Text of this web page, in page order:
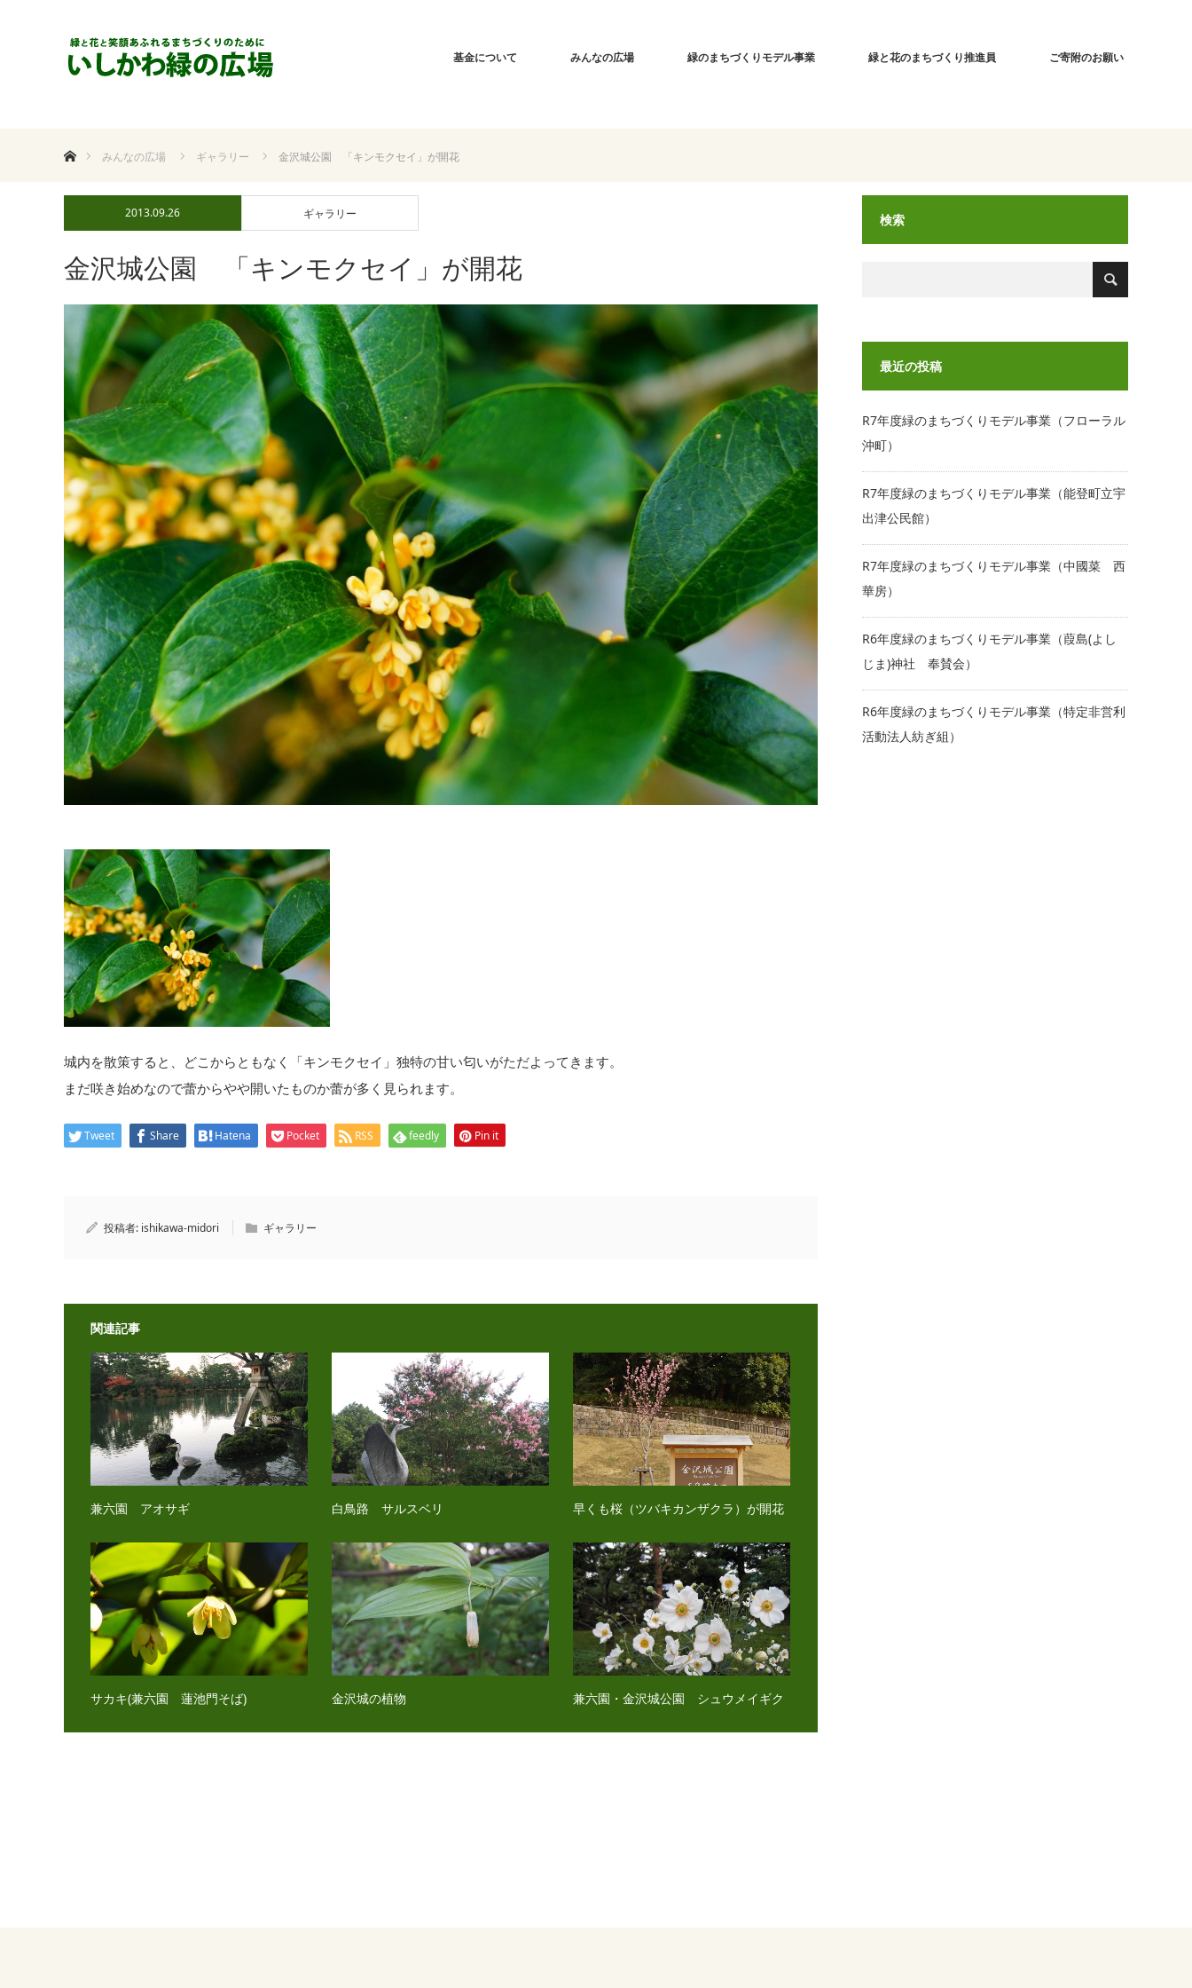
基金について みんなの広場 緑のまちづくりモデル事業 緑と花のまちづくり推進員 ご寄附のお願い
みんなの広場
ギャラリー 金沢城公園 「キンモクセイ」が開花
2013.09.26 ギャラリー
金沢城公園 「キンモクセイ」が開花
城内を散策すると、どこからともなく「キンモクセイ」独特の甘い匂いがただよってきます。
まだ咲き始めなので蕾からやや開いたものか蕾が多く見られます。
Tweet Share Hatena Pocket RSS feedly Pin it
投稿者: ishikawa-midori ギャラリー
関連記事
兼六園 アオサギ 白鳥路 サルスベリ 早くも桜（ツバキカンザクラ）が開花
サカキ(兼六園 蓮池門そば) 金沢城の植物 兼六園・金沢城公園 シュウメイギク
検索
最近の投稿
R7年度緑のまちづくりモデル事業（フローラル
沖町）
R7年度緑のまちづくりモデル事業（能登町立宇
出津公民館）
R7年度緑のまちづくりモデル事業（中國菜 西
華房）
R6年度緑のまちづくりモデル事業（葭島(よし
じま)神社 奉賛会）
R6年度緑のまちづくりモデル事業（特定非営利
活動法人紡ぎ組）